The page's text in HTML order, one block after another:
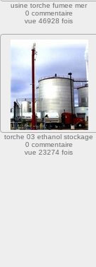
usine torche fumee mer
0 commentaire
vue 46928 fois
torche 03 ethanol stockage
0 commentaire
vue 23274 fois